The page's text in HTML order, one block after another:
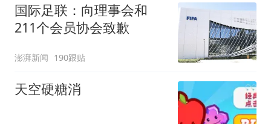
国际足联：向理事会和
211个会员协会致歉
澎湃新闻 190跟贴
天空硬糖消